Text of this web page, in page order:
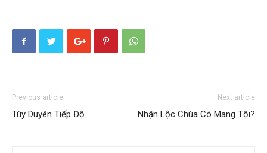
Previous article
Tùy Duyên Tiếp Độ
Next article
Nhận Lộc Chùa Có Mang Tội?